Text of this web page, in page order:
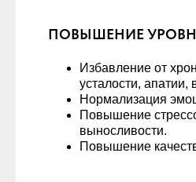
ПОВЫШЕНИЕ
Избавление от
усталости, апатии,
Нормализация
Повышение
выносливости.
Повышение